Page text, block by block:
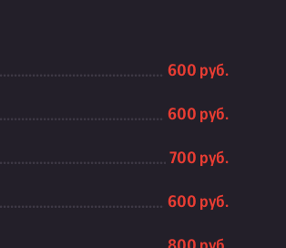
600 руб.
600 руб.
700 руб.
600 руб.